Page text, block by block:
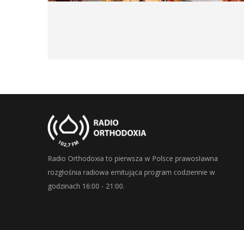
Radio Orthodoxia to pierwsza w Polsce prawosławna
rozgłośnia radiowa emitująca program codziennie w
godzinach 16:00 - 21:00.